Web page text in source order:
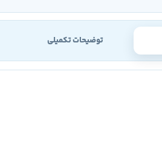
توضیحات تکمیلی